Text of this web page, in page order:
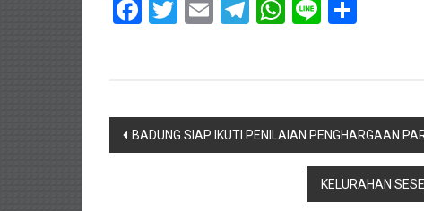
Facebook
Twitter
EmailTelegram
WhatsApp
Line
Navigasi
BADUNG SIAP IKUTI PENILAIAN PENGHARGAAN
KELURAHAN